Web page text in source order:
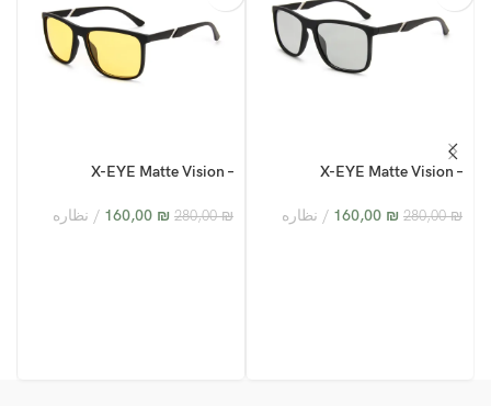
X-EYE Matte Vision –
280,00₪
160,00 ₪ نظاره
X-EYE Matte Vision –
280,00₪
160,00 ₪ نظاره